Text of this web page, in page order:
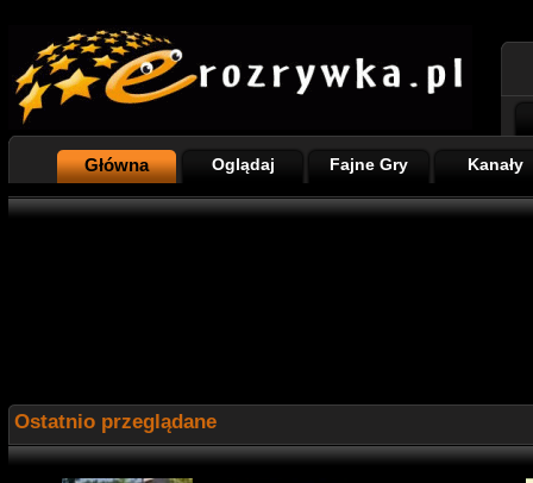
Główna Oglądaj Fajne Gry Kanały
Ostatnio przeglądane